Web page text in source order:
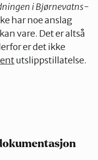
i Bjørnevatns-
har noe anslag
vare. Det er altså
er det ikke
utslippstillatelse.